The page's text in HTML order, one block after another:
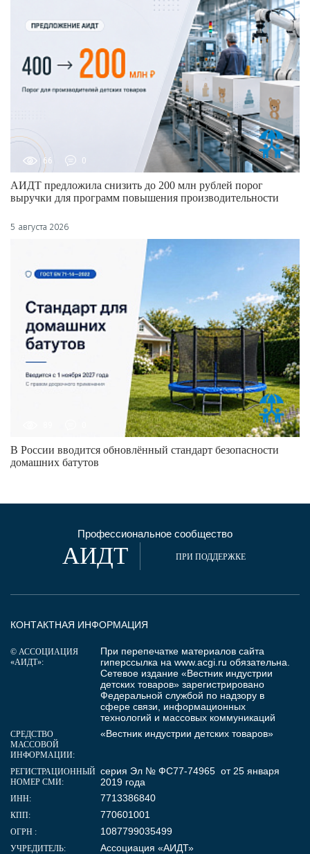
66 0
АИДТ предложила снизить до 200 млн рублей порог
выручки для программ повышения производительности
5 августа 2026
В России вводится обновлённый стандарт безопасности
домашних батутов
Профессиональное сообщество
АИДТ ПРИ ПОДДЕРЖКЕ
КОНТАКТНАЯ ИНФОРМАЦИЯ
© АССОЦИАЦИЯ
«АИДТ»:
При перепечатке материалов сайта
гиперссылка на www.acgi.ru обязательна.
Сетевое издание «Вестник индустрии
детских товаров» зарегистрировано
Федеральной службой по надзору в
сфере связи, информационных
технологий и массовых коммуникаций
СРЕДСТВО
МАССОВОЙ
ИНФОРМАЦИИ:
«Вестник индустрии детских товаров»
РЕГИСТРАЦИОННЫЙ
НОМЕР СМИ:
серия Эл № ФС77-74965 от 25 января
2019 года
ИНН: 7713386840
КПП: 770601001
ОГРН : 1087799035499
УЧРЕДИТЕЛЬ: Ассоциация «АИДТ»